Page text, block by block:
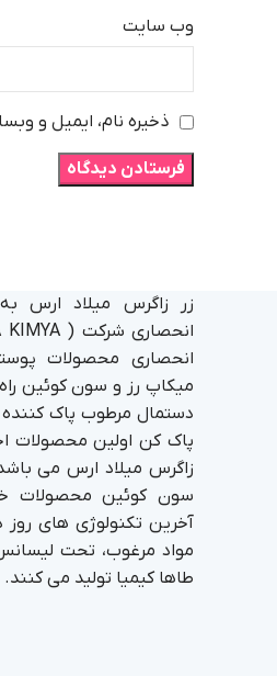
وب‌ سایت
ذخیره نام، ایمیل و
زر زاگرس میلاد ارس
انحصاری محصولات
میکاپ رز و سون کوئین
دستمال مرطوب پاک
پاک کن اولین محصولات
زاگرس میلاد ارس می
سون کوئین محصولات
آخرین تکنولوژی های روز
مواد مرغوب، تحت
طاها کیمیا تولید می کنند.